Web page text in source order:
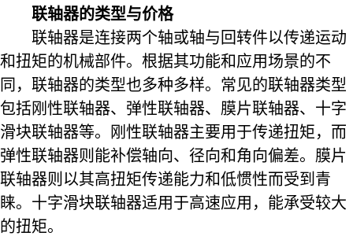
联轴器的类型与价格
联轴器是连接两个轴或轴与回转件以传递运动
和扭矩的机械部件。根据其功能和应用场景的不
同，联轴器的类型也多种多样。常见的联轴器类型
包括刚性联轴器、弹性联轴器、 膜片联轴器、十字
滑块联轴器等。刚性联轴器主要用于传递扭矩，而
弹性联轴器则能补偿轴向、径向和角向偏差。膜片
联轴器则以其高扭矩传递能力和低惯性而受到青
睐。十字滑块联轴器适用于高速应用，能承受较大
的扭矩。